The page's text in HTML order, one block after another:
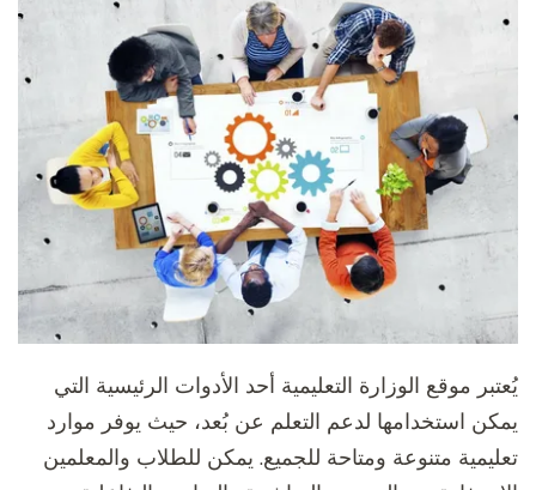
يُعتبر موقع الوزارة التعليمية أحد الأدوات الرئيسية التي
يمكن استخدامها لدعم التعلم عن بُعد، حيث يوفر موارد
تعليمية متنوعة ومتاحة للجميع. يمكن للطلاب والمعلمين